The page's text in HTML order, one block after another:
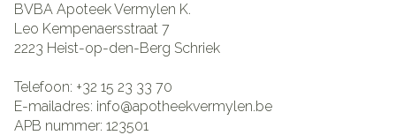
BVBA Apoteek Vermylen K.
Leo Kempenaersstraat 7
2223 Heist-op-den-Berg Schriek
Telefoon: +32 15 23 33 70
E-mailadres: info@apotheekvermylen.be
APB nummer: 123501